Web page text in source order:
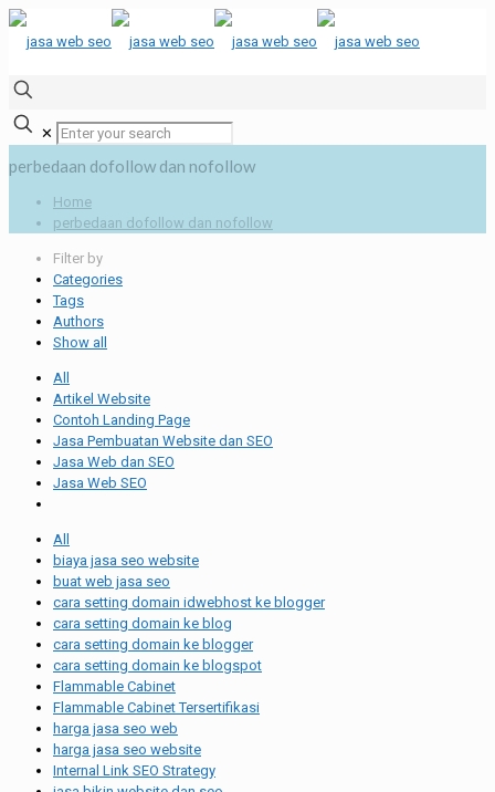
✕
perbedaan dofollow dan nofollow
Home
perbedaan dofollow dan nofollow
Filter by
Categories
Tags
Authors
Show all
All
Artikel Website
Contoh Landing Page
Jasa Pembuatan Website dan SEO
Jasa Web dan SEO
Jasa Web SEO
All
biaya jasa seo website
buat web jasa seo
cara setting domain idwebhost ke blogger
cara setting domain ke blog
cara setting domain ke blogger
cara setting domain ke blogspot
Flammable Cabinet
Flammable Cabinet Tersertifikasi
harga jasa seo web
harga jasa seo website
Internal Link SEO Strategy